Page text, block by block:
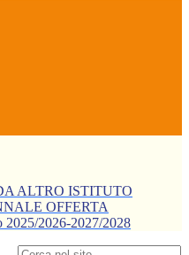
ALTRO ISTITUTO
OFFERTA
2026-2027/2028